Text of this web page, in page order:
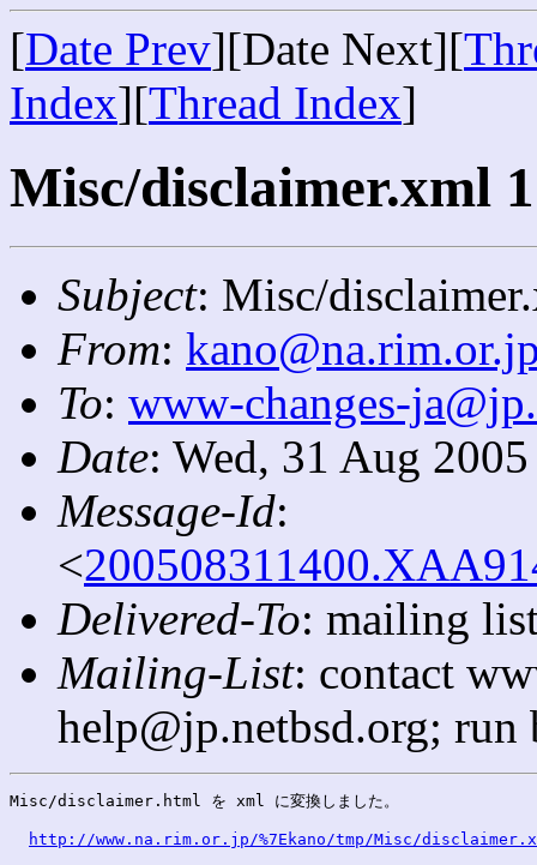
[Date Prev][Date Next][
Index][Thread Index]
Misc/disclaimer.xml
Subject: Misc/
From:
To: www-changes-
Date: Wed, 31 Aug
Message-Id:
<
Delivered-To: mailing
Mailing-List: contact
help@jp.netbsd.org;
Misc/disclaimer.html を xml に変換しました。
http://www.na.rim.or.jp/%7Ekano/tmp/Misc/